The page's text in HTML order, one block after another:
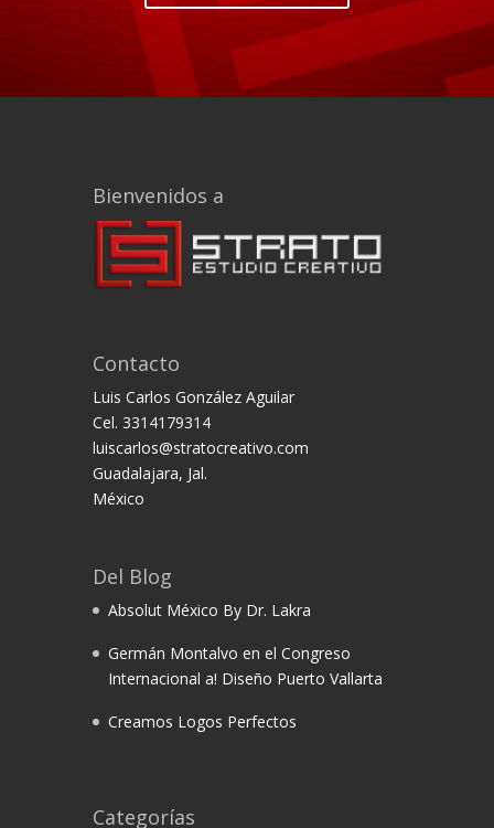
Bienvenidos a
Contacto
Luis Carlos González Aguilar
Cel. 3314179314
luiscarlos@stratocreativo.com
Guadalajara, Jal.
México
Del Blog
Absolut México By Dr. Lakra
Germán Montalvo en el Congreso
Internacional a! Diseño Puerto Vallarta
Creamos Logos Perfectos
Categorías